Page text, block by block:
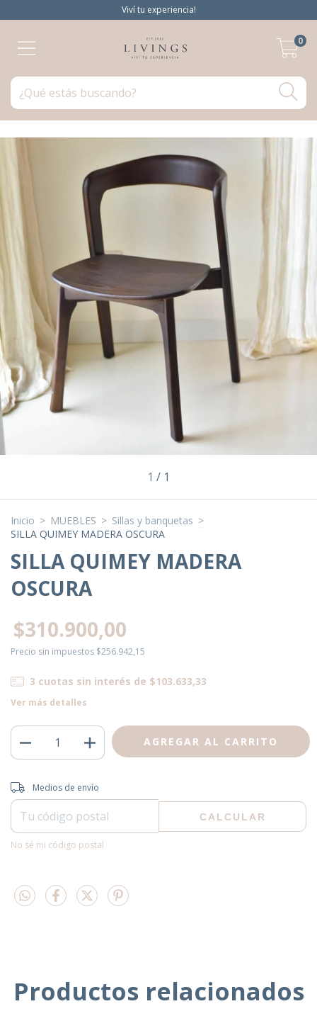
Viví tu experiencia!
0
1 / 1
Inicio > MUEBLES > Sillas y banquetas >
SILLA QUIMEY MADERA OSCURA
SILLA QUIMEY MADERA
OSCURA
$310.900,00
Precio sin impuestos $256.942,15
3 cuotas sin interés de $103.633,33
Ver más detalles
Entregas para el CP:
Medios de envío
CALCULAR
No sé mi código postal
Productos relacionados